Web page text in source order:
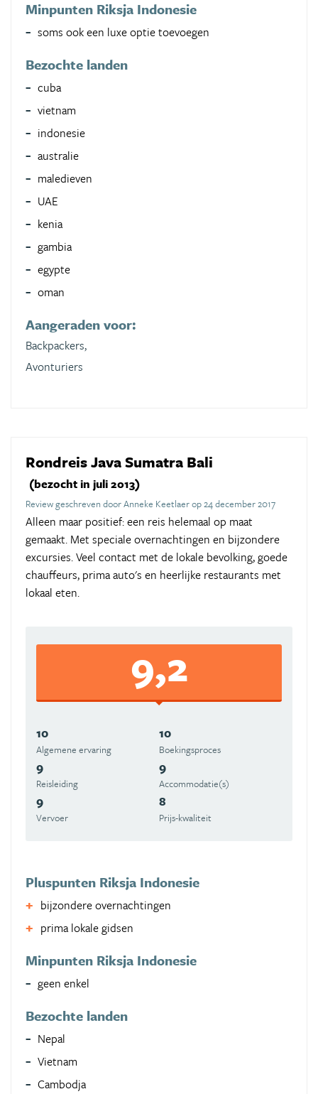
Minpunten Riksja Indonesie
soms ook een luxe optie toevoegen
Bezochte landen
cuba
vietnam
indonesie
australie
maledieven
UAE
kenia
gambia
egypte
oman
Aangeraden voor:
Backpackers,
Avonturiers
Rondreis Java Sumatra Bali
(bezocht in juli 2013)
Review geschreven door Anneke Keetlaer op 24 december 2017
Alleen maar positief: een reis helemaal op maat
gemaakt. Met speciale overnachtingen en bijzondere
excursies. Veel contact met de lokale bevolking, goede
chauffeurs, prima auto's en heerlijke restaurants met
lokaal eten.
9,2
10
Algemene ervaring
10
Boekingsproces
9
Reisleiding
9
Accommodatie(s)
9
Vervoer
8
Prijs-kwaliteit
Pluspunten Riksja Indonesie
bijzondere overnachtingen
prima lokale gidsen
Minpunten Riksja Indonesie
geen enkel
Bezochte landen
Nepal
Vietnam
Cambodja